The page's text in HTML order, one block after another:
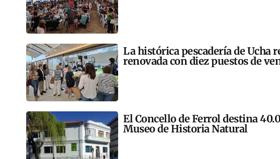
La histórica pescadería de Ucha
renovada con diez puestos de
El Concello de Ferrol destina
Museo de Historia Natural